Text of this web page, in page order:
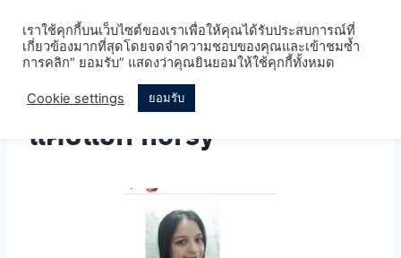
content
แคปแชท horsy
เราใช้คุกกี้บนเว็บไซต์ของเราเพื่อให้คุณได้รับประสบการณ์ที่
เกี่ยวข้องมากที่สุดโดยจดจำความชอบของคุณและเข้าชมซ้ำ
การคลิก“ ยอมรับ” แสดงว่าคุณยินยอมให้ใช้คุกกี้ทั้งหมด
Cookie settings ยอมรับ